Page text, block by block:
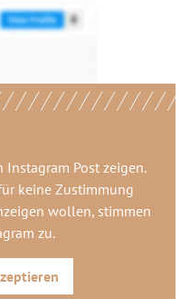
Instagram Postzeigen.
keine Zustimmung
wollen, stimmen
zu.